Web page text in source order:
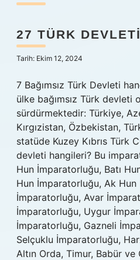
Yasal Uyarı
Hakkımızda
27 TÜRK
Tarih: Ekim 12, 2024
7 Bağımsız Türk Devleti
ülke bağımsız Türk devleti
sürdürmektedir: Türkiye,
Kırgızistan, Özbekistan,
statüde Kuzey Kıbrıs Türk
devleti hangileri? Bu
Hun İmparatorluğu, Batı
Hun İmparatorluğu, Ak
İmparatorluğu, Avar
İmparatorluğu, Uygur
İmparatorluğu, Gazneli
Selçuklu İmparatorluğu,
Altın Orda, Timur, Babür ve